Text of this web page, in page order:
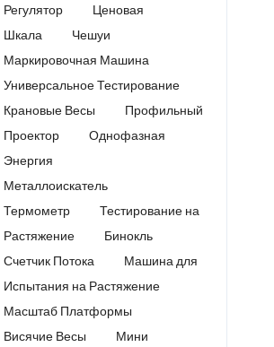
Регулятор
Ценовая
Шкала
Чешуи
Маркировочная Машина
Универсальное Тестирование
Крановые Весы
Профильный
Проектор
Однофазная
Энергия
Металлоискатель
Термометр
Тестирование на
Растяжение
Бинокль
Счетчик Потока
Машина для
Испытания на Растяжение
Масштаб Платформы
Висячие Весы
Мини